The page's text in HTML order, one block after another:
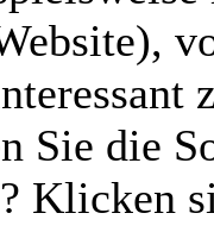
Sie die
Klicken